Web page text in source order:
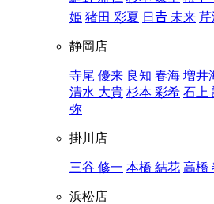
姫 猪田 彩夏 日𠮷 未来 芹
静岡店
寺尾 優来 良知 春海 増井
清水 大貴 杉本 彩希 石上
弥
掛川店
三谷 修一 本橋 結花 高橋
浜松店